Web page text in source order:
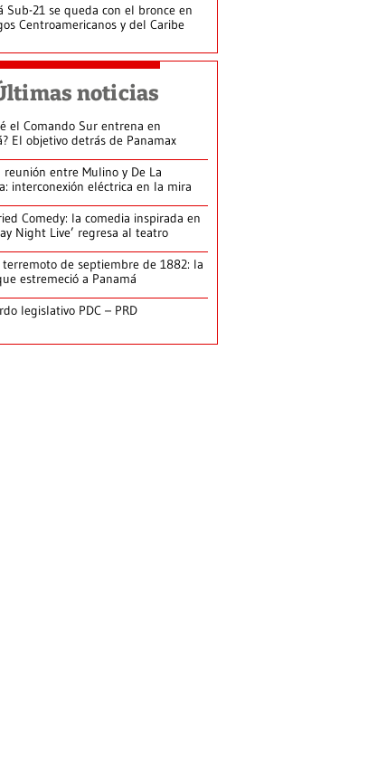
Sub-21 se queda con el bronce en
Centroamericanos y del Caribe
noticias
el Comando Sur entrena en
El objetivo detrás de Panamax
reunión entre Mulino y De La
interconexión eléctrica en la mira
Comedy: la comedia inspirada en
Night Live’ regresa al teatro
de septiembre de 1882: la
estremeció a Panamá
legislativo PDC – PRD